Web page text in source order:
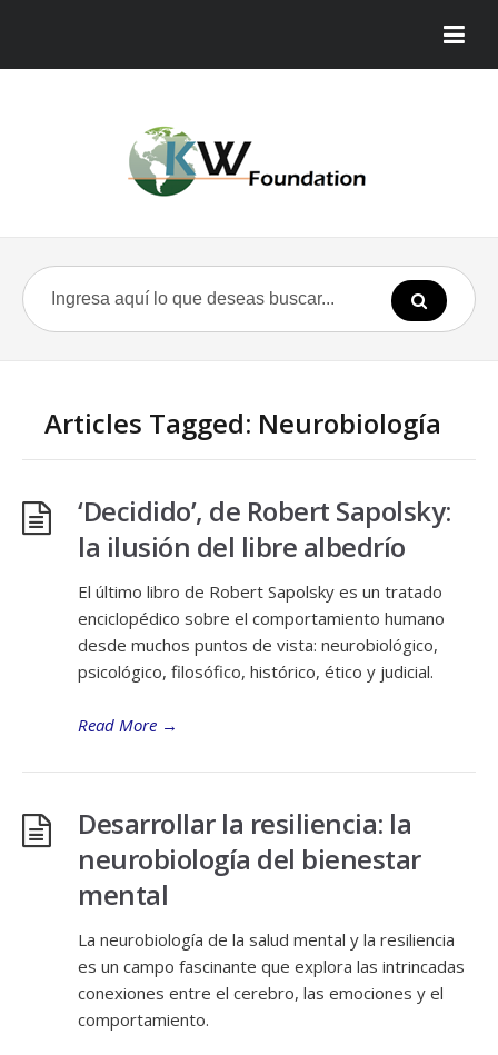
Articles Tagged: Neurobiología
‘Decidido’, de Robert Sapolsky:
la ilusión del libre albedrío
El último libro de Robert Sapolsky es un tratado
enciclopédico sobre el comportamiento humano
desde muchos puntos de vista: neurobiológico,
psicológico, filosófico, histórico, ético y judicial.
Read More →
Desarrollar la resiliencia: la
neurobiología del bienestar
mental
La neurobiología de la salud mental y la resiliencia
es un campo fascinante que explora las intrincadas
conexiones entre el cerebro, las emociones y el
comportamiento.